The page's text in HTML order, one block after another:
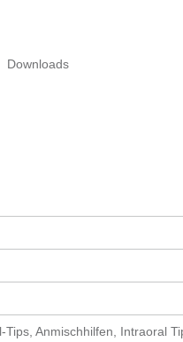
Downloads
Anmischhilfen, Intraoral